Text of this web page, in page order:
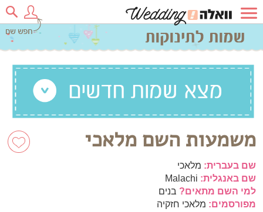
משמעות השם מלאכי
שם בעברית: מלאכי
שם באנגלית: Malachi
למי השם מתאים? בנים
מפורסמים: מלאכי חזקיה